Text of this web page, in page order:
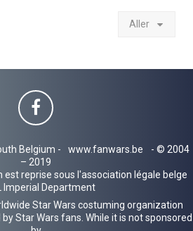
Aller
Belgium - www.fanwars.be
- © 2004
– 2019
est reprise sous l'association légale belge
Imperial Department
Star Wars costuming organization
Star Wars fans. While it is not sponsored